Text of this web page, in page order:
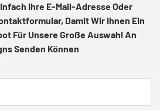
Ihre E-Mail-Adresse Oder
Damit Wir Ihnen Ein
Für Unsere Große Auswahl An
Senden Können